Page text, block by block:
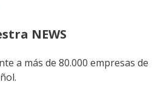
NEWS
a más de 80.000 empresas de